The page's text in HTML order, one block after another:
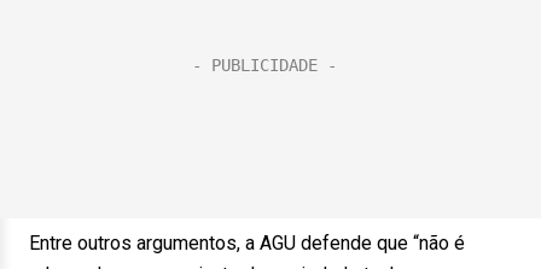
Entre outros argumentos, a AGU defende que “não é